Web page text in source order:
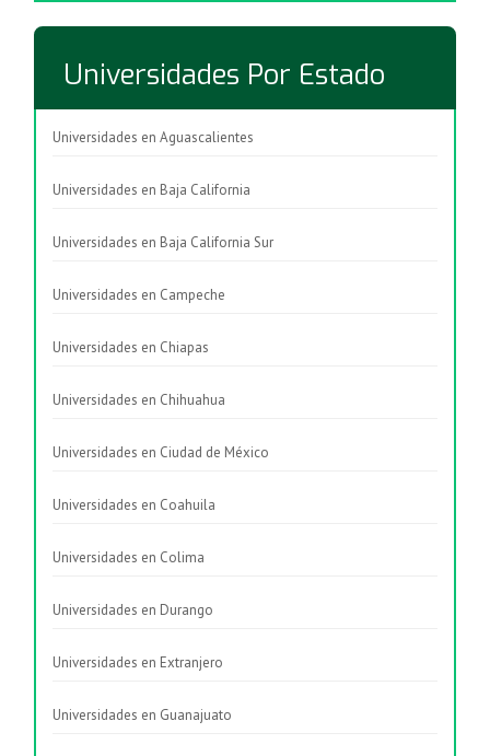
Universidades Por Estado
Universidades en Aguascalientes
Universidades en Baja California
Universidades en Baja California Sur
Universidades en Campeche
Universidades en Chiapas
Universidades en Chihuahua
Universidades en Ciudad de México
Universidades en Coahuila
Universidades en Colima
Universidades en Durango
Universidades en Extranjero
Universidades en Guanajuato